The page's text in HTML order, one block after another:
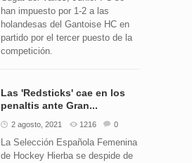
han impuesto por 1-2 a las
holandesas del Gantoise HC en
partido por el tercer puesto de la
competición.
Las 'Redsticks' cae en los
penaltis ante Gran...
2 agosto, 2021 1216 0
La Selección Española Femenina
de Hockey Hierba se despide de